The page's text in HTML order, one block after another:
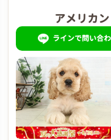
アメリカ
ラインで問い合